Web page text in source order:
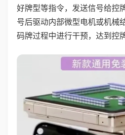
好牌型等指令，发送信号给控
号后驱动内部微型电机或机械
码牌过程中进行干预，达到控